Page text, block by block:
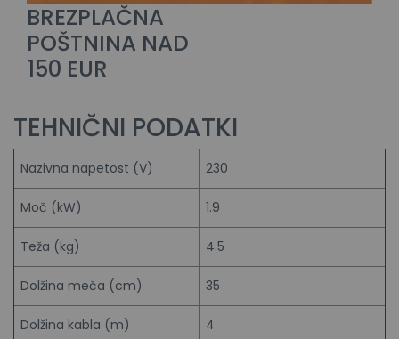
BREZPLAČNA
POŠTNINA NAD
150 EUR
TEHNIČNI PODATKI
Nazivna napetost (V) 230
Moč (kW) 1.9
Teža (kg) 4.5
Dolžina meča (cm) 35
Dolžina kabla (m) 4